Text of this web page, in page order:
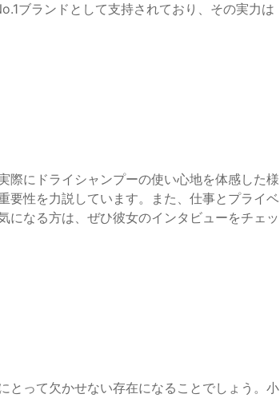
ブランドとして支持されており、その実力は
際にドライシャンプーの使い心地を体感した様
要性を力説しています。また、仕事とプライベ
になる方は、ぜひ彼女のインタビューをチェッ
とって欠かせない存在になることでしょう。小